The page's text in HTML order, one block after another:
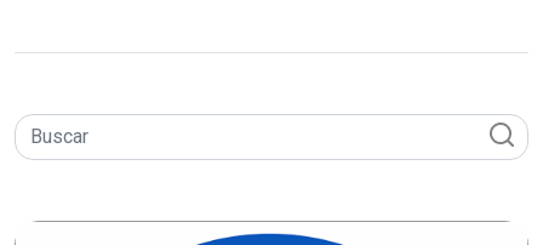
DE
CAPACITAÇÃO
CARNAUBAIS